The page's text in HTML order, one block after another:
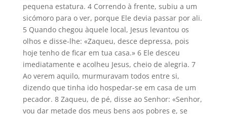
pequena estatura. 4 Correndo à frente, subiu a um
sicómoro para o ver, porque Ele devia passar por ali.
5 Quando chegou àquele local, Jesus levantou os
olhos e disse-lhe: «Zaqueu, desce depressa, pois
hoje tenho de ficar em tua casa.» 6 Ele desceu
imediatamente e acolheu Jesus, cheio de alegria. 7
Ao verem aquilo, murmuravam todos entre si,
dizendo que tinha ido hospedar-se em casa de um
pecador. 8 Zaqueu, de pé, disse ao Senhor: «Senhor,
vou dar metade dos meus bens aos pobres e, se